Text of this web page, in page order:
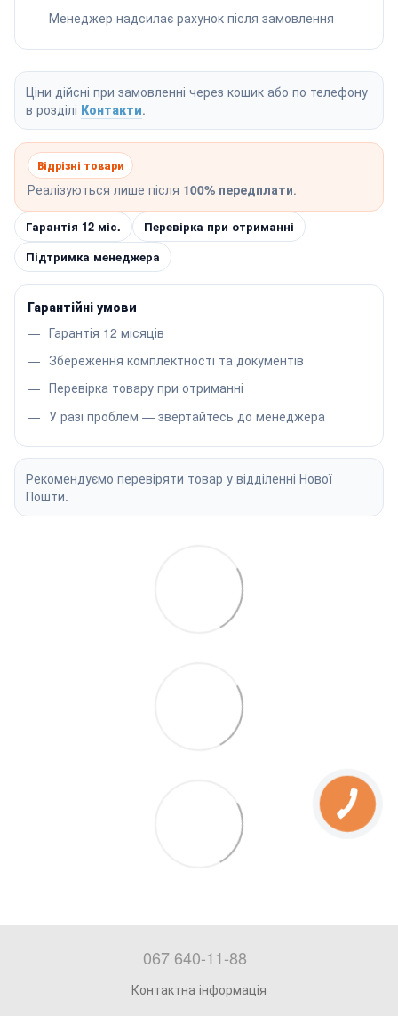
Менеджер надсилає рахунок після замовлення
Ціни дійсні при замовленні через кошик або по телефону
в розділі Контакти.
Відрізні товари
Реалізуються лише після 100% передплати.
Гарантія 12 міс.
Перевірка при отриманні
Підтримка менеджера
Гарантійні умови
Гарантія 12 місяців
Збереження комплектності та документів
Перевірка товару при отриманні
У разі проблем — звертайтесь до менеджера
Рекомендуємо перевіряти товар у відділенні Нової
Пошти.
067 640-11-88
Контактна інформація